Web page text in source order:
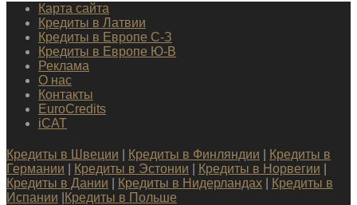
Карта сайта
Кредиты в Латвии
Кредиты в Европе С-З
Кредиты в Европе Ю-В
Реклама
О нас
Контакты
EuroCredits
iCAT
Кредиты в Швеции Кредиты в Финляндии
Кредиты в
Германии
Кредиты в Эстонии Кредиты в Норвегии
Кредиты в Дании
Кредиты в Нидерландах
Кредиты в
Испании
Кредиты в Польше